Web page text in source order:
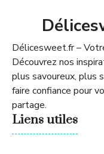
Délicesweet.fr –
Découvrez nos
plus savoureux, plus
faire confiance pour
partage.
Liens utiles